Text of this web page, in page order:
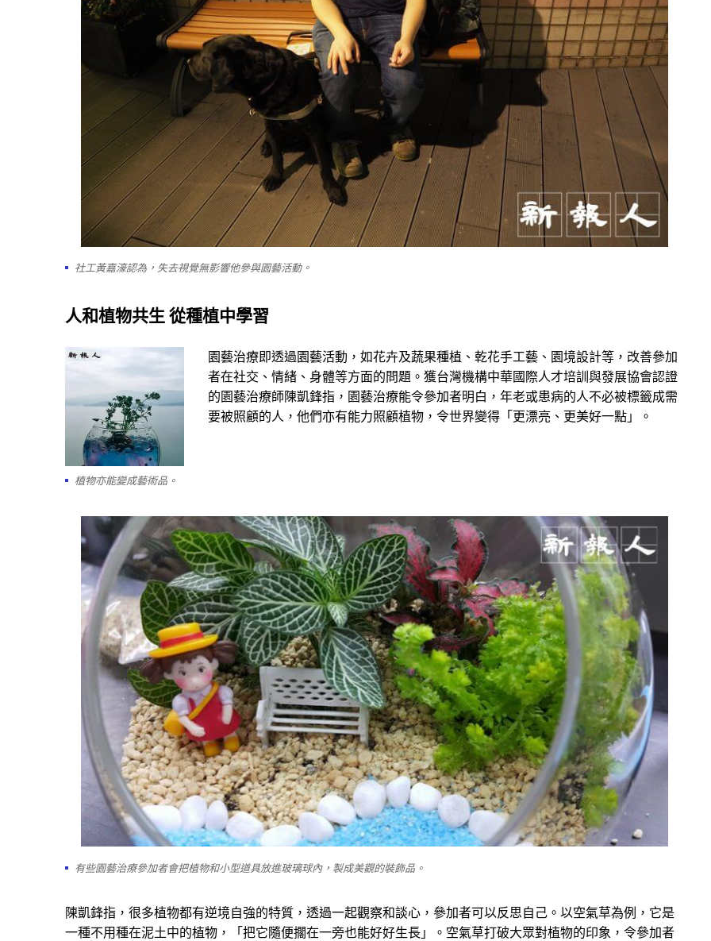
社工黃嘉濠認為，失去視覺無影響他參與園藝活動。
人和植物共生 從種植中學習
植物亦能變成藝術品。
園藝治療即透過園藝活動，如花卉及蔬果種植、乾花手工藝、園境設計等，改善參加
者在社交、情緒、身體等方面的問題。獲台灣機構中華國際人才培訓與發展協會認證
的園藝治療師陳凱鋒指，園藝治療能令參加者明白，年老或患病的人不必被標籤成需
要被照顧的人，他們亦有能力照顧植物，令世界變得「更漂亮、更美好一點」。
有些園藝治療參加者會把植物和小型道具放進玻璃球內，製成美觀的裝飾品。
陳凱鋒指，很多植物都有逆境自強的特質，透過一起觀察和談心，參加者可以反思自己。以空氣草為例，它是
一種不用種在泥土中的植物，「把它隨便擱在一旁也能好好生長」。空氣草打破大眾對植物的印象，令參加者